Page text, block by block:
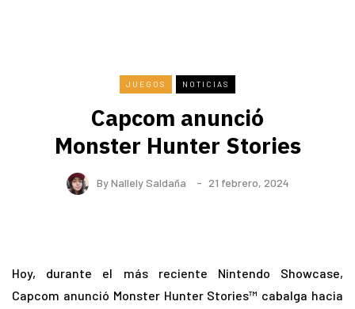
JUEGOS NOTICIAS
Capcom anunció
Monster Hunter Stories
ByNallely Saldaña 21 febrero, 2024
Hoy, durante el más reciente Nintendo Showcase,
Capcom anunció Monster Hunter Stories™ cabalga hacia